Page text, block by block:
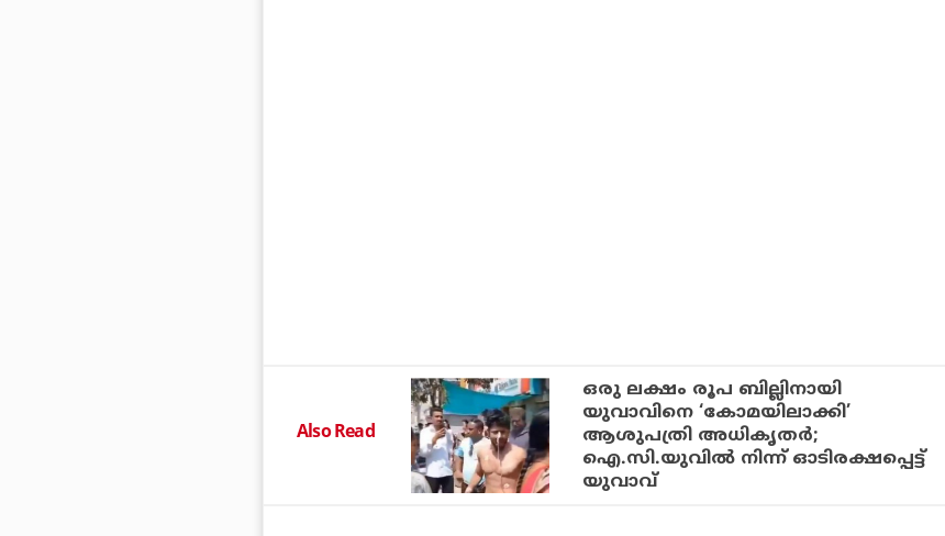
Also Read
ഒരു ലക്ഷം രൂപ ബില്ലിനായി
യുവാവിനെ ‘കോമയിലാക്കി’
ആശുപത്രി അധികൃതര്‍;
ഐ.സി.യുവില്‍ നിന്ന് ഓടിരക്ഷപ്പെട്ട്
യുവാവ്